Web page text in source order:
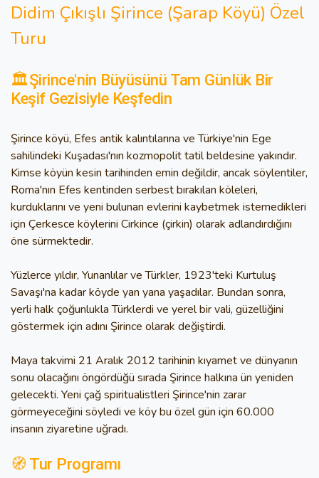
Didim Çıkışlı Şirince (Şarap Köyü) Özel
Turu
🏛️Şirince'nin Büyüsünü Tam Günlük Bir
Keşif Gezisiyle Keşfedin
Şirince köyü, Efes antik kalıntılarına ve Türkiye'nin Ege
sahilindeki Kuşadası'nın kozmopolit tatil beldesine yakındır.
Kimse köyün kesin tarihinden emin değildir, ancak söylentiler,
Roma'nın Efes kentinden serbest bırakılan köleleri,
kurduklarını ve yeni bulunan evlerini kaybetmek istemedikleri
için Çerkesce köylerini Cirkince (çirkin) olarak adlandırdığını
öne sürmektedir.
Yüzlerce yıldır, Yunanlılar ve Türkler, 1923'teki Kurtuluş
Savaşı'na kadar köyde yan yana yaşadılar. Bundan sonra,
yerli halk çoğunlukla Türklerdi ve yerel bir vali, güzelliğini
göstermek için adını Şirince olarak değiştirdi.
Maya takvimi 21 Aralık 2012 tarihinin kıyamet ve dünyanın
sonu olacağını öngördüğü sırada Şirince halkına ün yeniden
gelecekti. Yeni çağ spiritualistleri Şirince'nin zarar
görmeyeceğini söyledi ve köy bu özel gün için 60.000
insanın ziyaretine uğradı.
🧭 Tur Programı